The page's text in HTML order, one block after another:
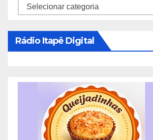
Categorias
Rádio Itapê Digital